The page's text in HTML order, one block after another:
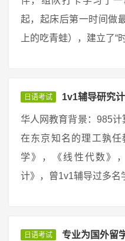
起，起床后第一时间做
上的吃青蛙），建立了“
日语考试 1v1辅导研究
华人网教育背景：985
在东京知名的理工孰
学》，《线性代数》
计》，曾1v1辅导过多名
日语考试
专业为国外留